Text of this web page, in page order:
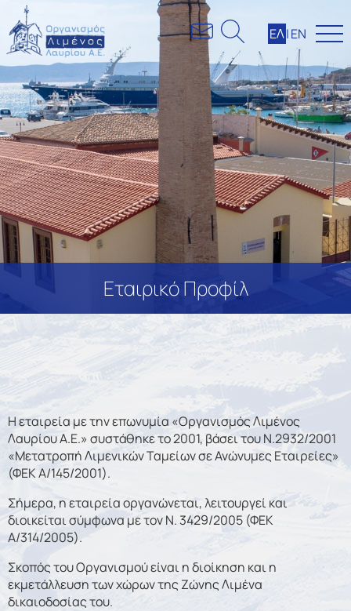
ΕΛ|ΕΝ
Εταιρικό Προφίλ
Η εταιρεία με την επωνυμία «Οργανισμός Λιμένος
Λαυρίου Α.Ε.» συστάθηκε το 2001, βάσει του Ν.2932/2001
«Μετατροπή Λιμενικών Ταμείων σε Ανώνυμες Εταιρείες»
(ΦΕΚ Α/145/2001).
Σήμερα, η εταιρεία οργανώνεται, λειτουργεί και
διοικείται σύμφωνα με τον Ν. 3429/2005 (ΦΕΚ
Α/314/2005).
Σκοπός του Οργανισμού είναι η διοίκηση και η
εκμετάλλευση των χώρων της Ζώνης Λιμένα
δικαιοδοσίας του.